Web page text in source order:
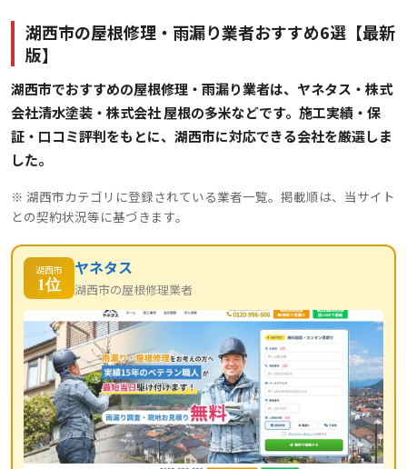
湖西市の屋根修理・雨漏り業者おすすめ6選【最新
版】
湖西市でおすすめの屋根修理・雨漏り業者は、ヤネタス・株式
会社清水塗装・株式会社 屋根の多米などです。施工実績・保
証・口コミ評判をもとに、湖西市に対応できる会社を厳選しま
した。
※ 湖西市カテゴリに登録されている業者一覧。掲載順は、当サイト
との契約状況等に基づきます。
湖西市
1位
ヤネタス
湖西市の屋根修理業者